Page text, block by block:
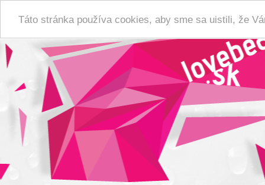
Táto stránka používa cookies, aby sme sa uistili, že